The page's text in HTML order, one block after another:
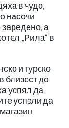
в чудо,
насочи
а
„Рила“ в
и турско
близост до
успял да
успели да